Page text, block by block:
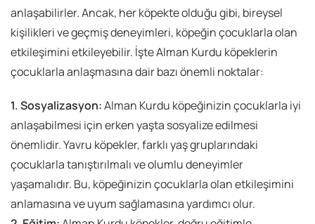
anlaşabilirler. Ancak, her köpekte olduğu gibi, bireysel
kişilikleri ve geçmiş deneyimleri, köpeğin çocuklarla olan
etkileşimini etkileyebilir. İşte Alman Kurdu köpeklerin
çocuklarla anlaşmasına dair bazı önemli noktalar:
1. Sosyalizasyon:Alman Kurdu köpeğinizin çocuklarla iyi
anlaşabilmesi için erken yaşta sosyalize edilmesi
önemlidir. Yavru köpekler, farklı yaş gruplarındaki
çocuklarla tanıştırılmalı ve olumlu deneyimler
yaşamalıdır. Bu, köpeğinizin çocuklarla olan etkileşimini
anlamasına ve uyum sağlamasına yardımcı olur.